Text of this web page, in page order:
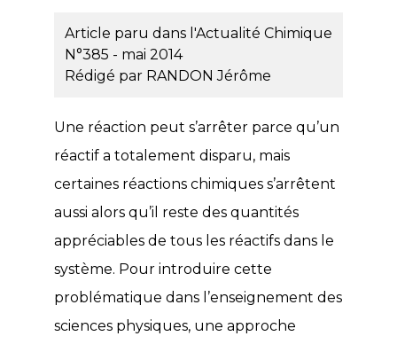
Article paru dans l'Actualité Chimique
N°385 - mai 2014
Rédigé par RANDON Jérôme
Une réaction peut s’arrêter parce qu’un
réactif a totalement disparu, mais
certaines réactions chimiques s’arrêtent
aussi alors qu’il reste des quantités
appréciables de tous les réactifs dans le
système. Pour introduire cette
problématique dans l’enseignement des
sciences physiques, une approche